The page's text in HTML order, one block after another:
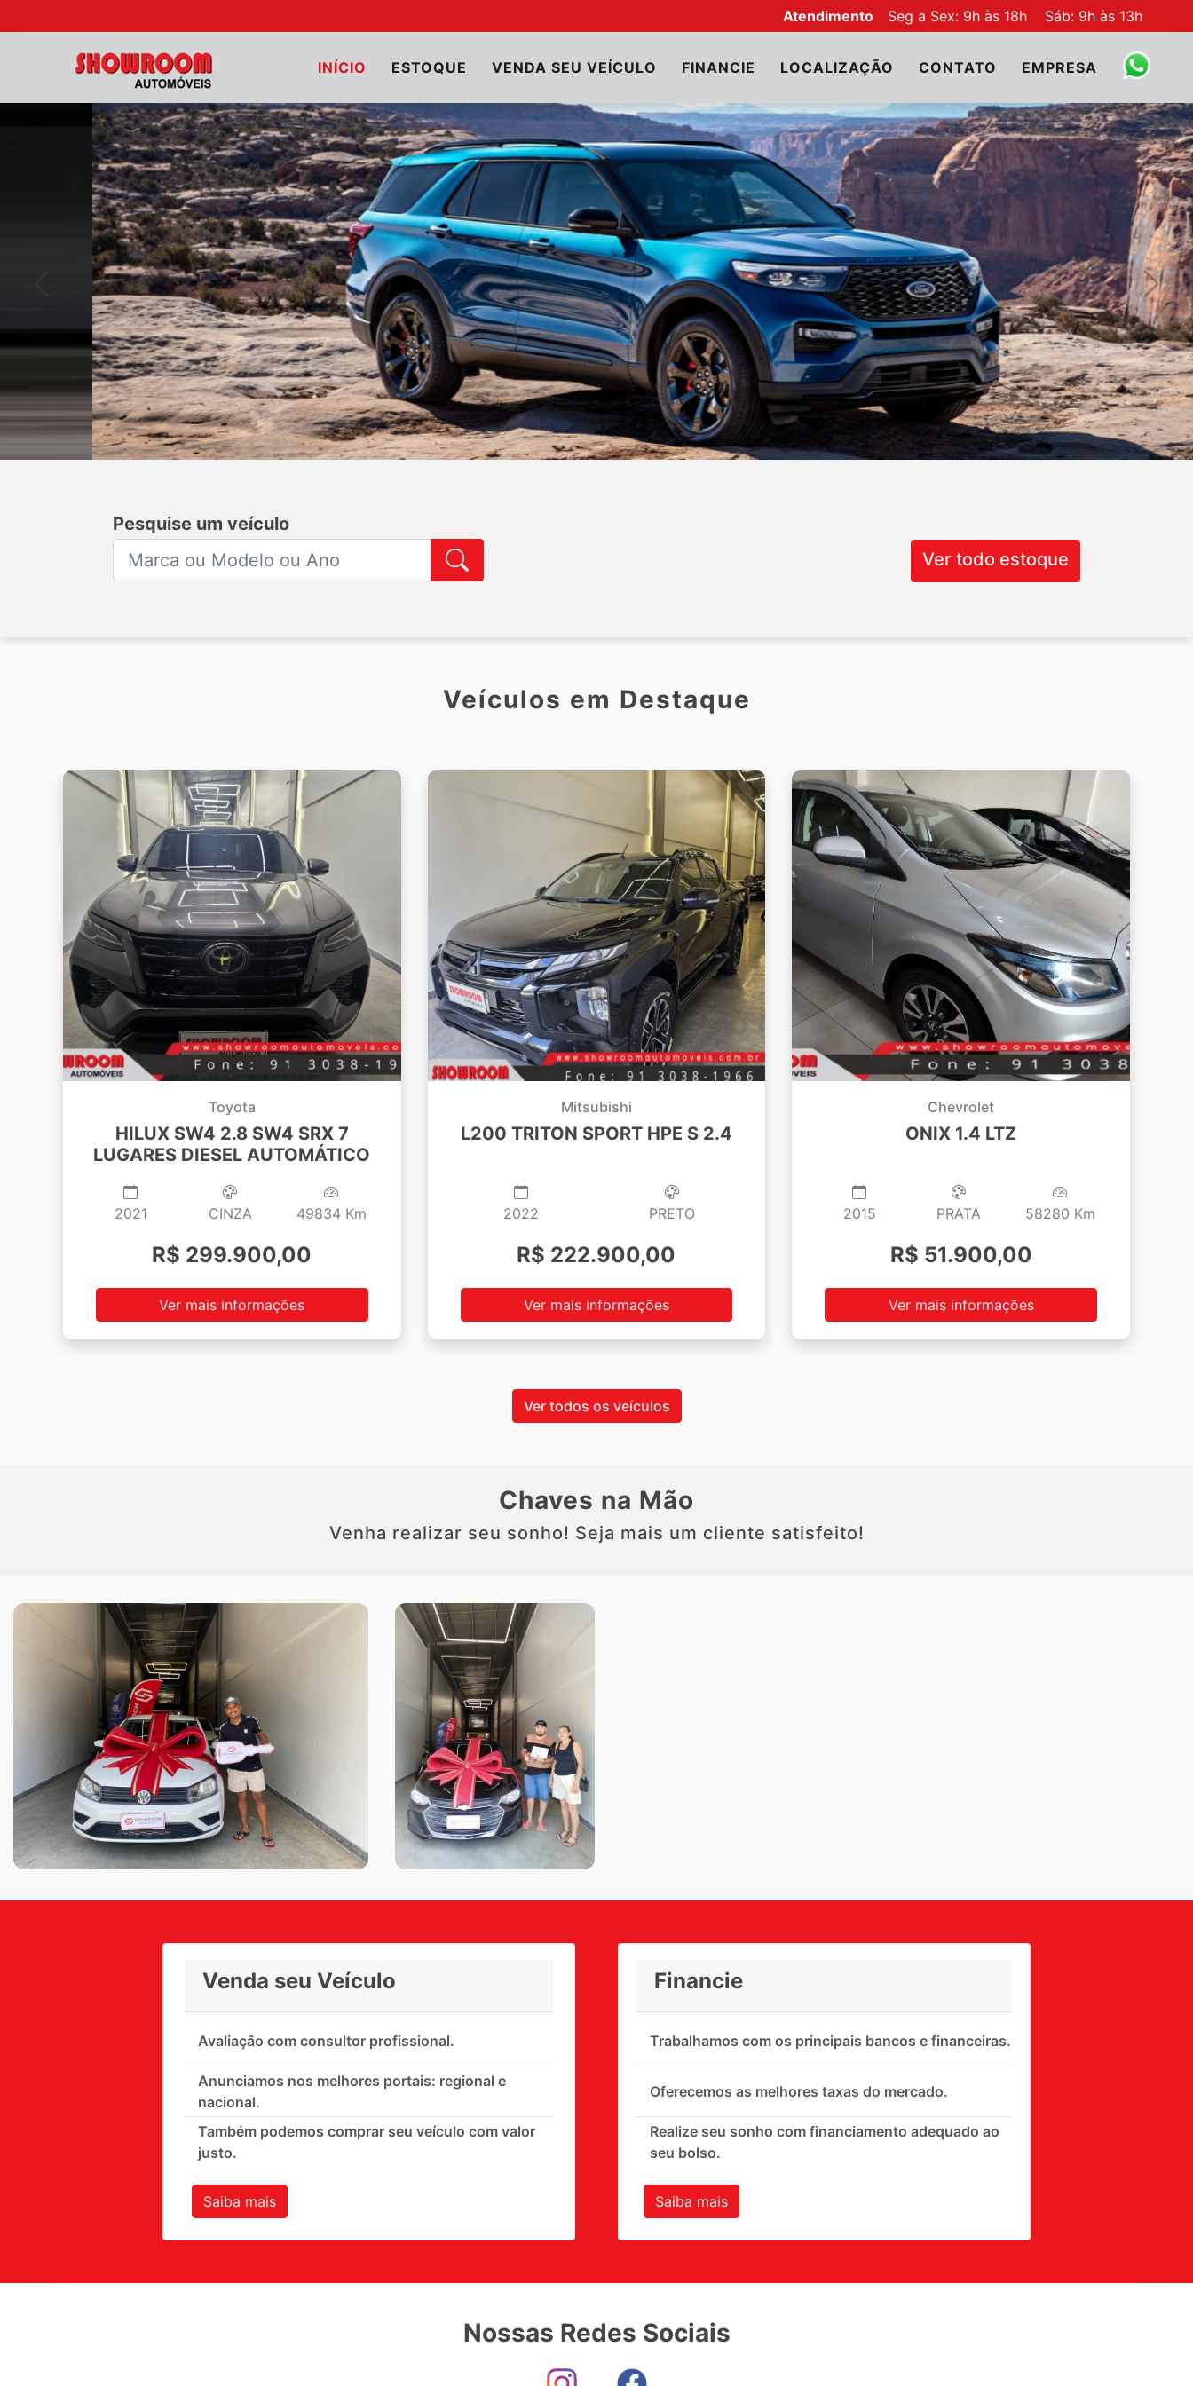
Atendimento Seg a Sex: 9h às 18h Sáb: 9h às 13h
INÍCIO ESTOQUE VENDA SEU VEÍCULO FINANCIE LOCALIZAÇÃO CONTATO EMPRESA
Anterior
Pesquise um veículo
Ver todo estoque
Veículos em Destaque
Toyota
HILUX SW4 2.8 SW4 SRX 7
LUGARES DIESEL AUTOMÁTICO
2021 CINZA 49834 Km
R$ 299.900,00
Ver mais informações
Mitsubishi
L200 TRITON SPORT HPE S 2.4
2022 PRETO
R$ 222.900,00
Ver mais informações
Chevrolet
ONIX 1.4 LTZ
2015 PRATA 58280 Km
R$ 51.900,00
Ver mais informações
Ver todos os veículos
Chaves na Mão
Venha realizar seu sonho! Seja mais um cliente satisfeito!
Venda seu Veículo
Avaliação com consultor profissional.
Anunciamos nos melhores portais: regional e
nacional.
Também podemos comprar seu veículo com valor
justo.
Saiba mais
Financie
Trabalhamos com os principais bancos e financeiras.
Oferecemos as melhores taxas do mercado.
Realize seu sonho com financiamento adequado ao
seu bolso.
Saiba mais
Nossas Redes Sociais